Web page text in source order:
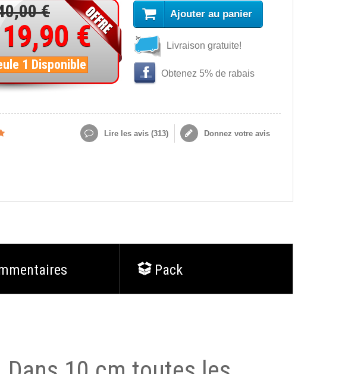
€
€
1 Disponible
Ajouter au panier
Livraison gratuite!
Obtenez 5% de rabais
Lire les avis (313) Donnez votre avis
Pack